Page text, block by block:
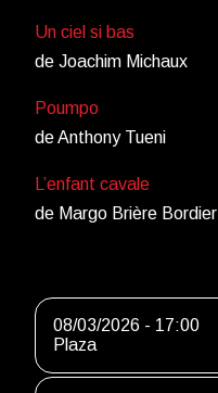
Un ciel si bas
de Joachim Michaux
Poumpo
de Anthony Tueni
L’enfant cavale
de Margo Brière Bordier
08/03/2026 - 17:00
Plaza